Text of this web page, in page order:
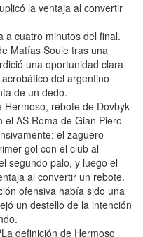
la ventaja al convertir
a cuatro minutos del final.
Matías Soule tras una
una oportunidad clara
del argentino
de un dedo.
Hermoso, rebote de Dovbyk
AS Roma de Gian Piero
el zaguero
gol con el club al
segundo palo, y luego el
al convertir un rebote.
ofensiva había sido una
un destello de la intención
definición de Hermoso